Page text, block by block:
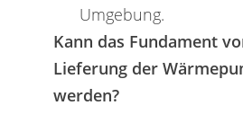
Umgebung.
Kann das Fundament
Lieferung der
werden?